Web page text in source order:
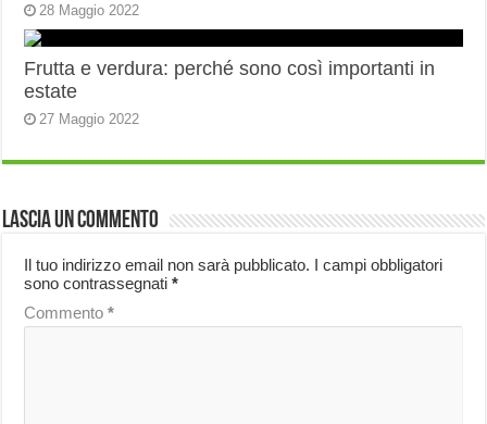
28 Maggio 2022
Frutta e verdura: perché sono così importanti in
estate
27 Maggio 2022
Lascia un commento
Il tuo indirizzo email non sarà pubblicato. I campi obbligatori
sono contrassegnati*
Commento*